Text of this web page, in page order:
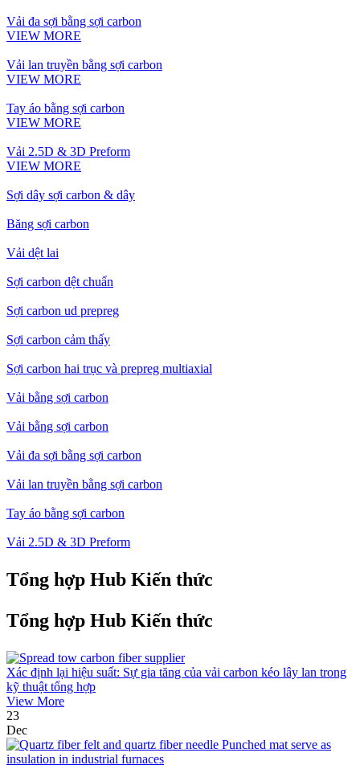
Vải đa sợi bằng sợi carbon
VIEW MORE
Vải lan truyền bằng sợi carbon
VIEW MORE
Tay áo bằng sợi carbon
VIEW MORE
Vải 2.5D & 3D Preform
VIEW MORE
Sợi dây sợi carbon & dây
Băng sợi carbon
Vải dệt lai
Sợi carbon dệt chuẩn
Sợi carbon ud prepreg
Sợi carbon cảm thấy
Sợi carbon hai trục và prepreg multiaxial
Vải bằng sợi carbon
Vải bằng sợi carbon
Vải đa sợi bằng sợi carbon
Vải lan truyền bằng sợi carbon
Tay áo bằng sợi carbon
Vải 2.5D & 3D Preform
Tổng hợp Hub Kiến thức
Tổng hợp Hub Kiến thức
Xác định lại hiệu suất: Sự gia tăng của vải carbon kéo lây lan trong
kỹ thuật tổng hợp
View More
23
Dec